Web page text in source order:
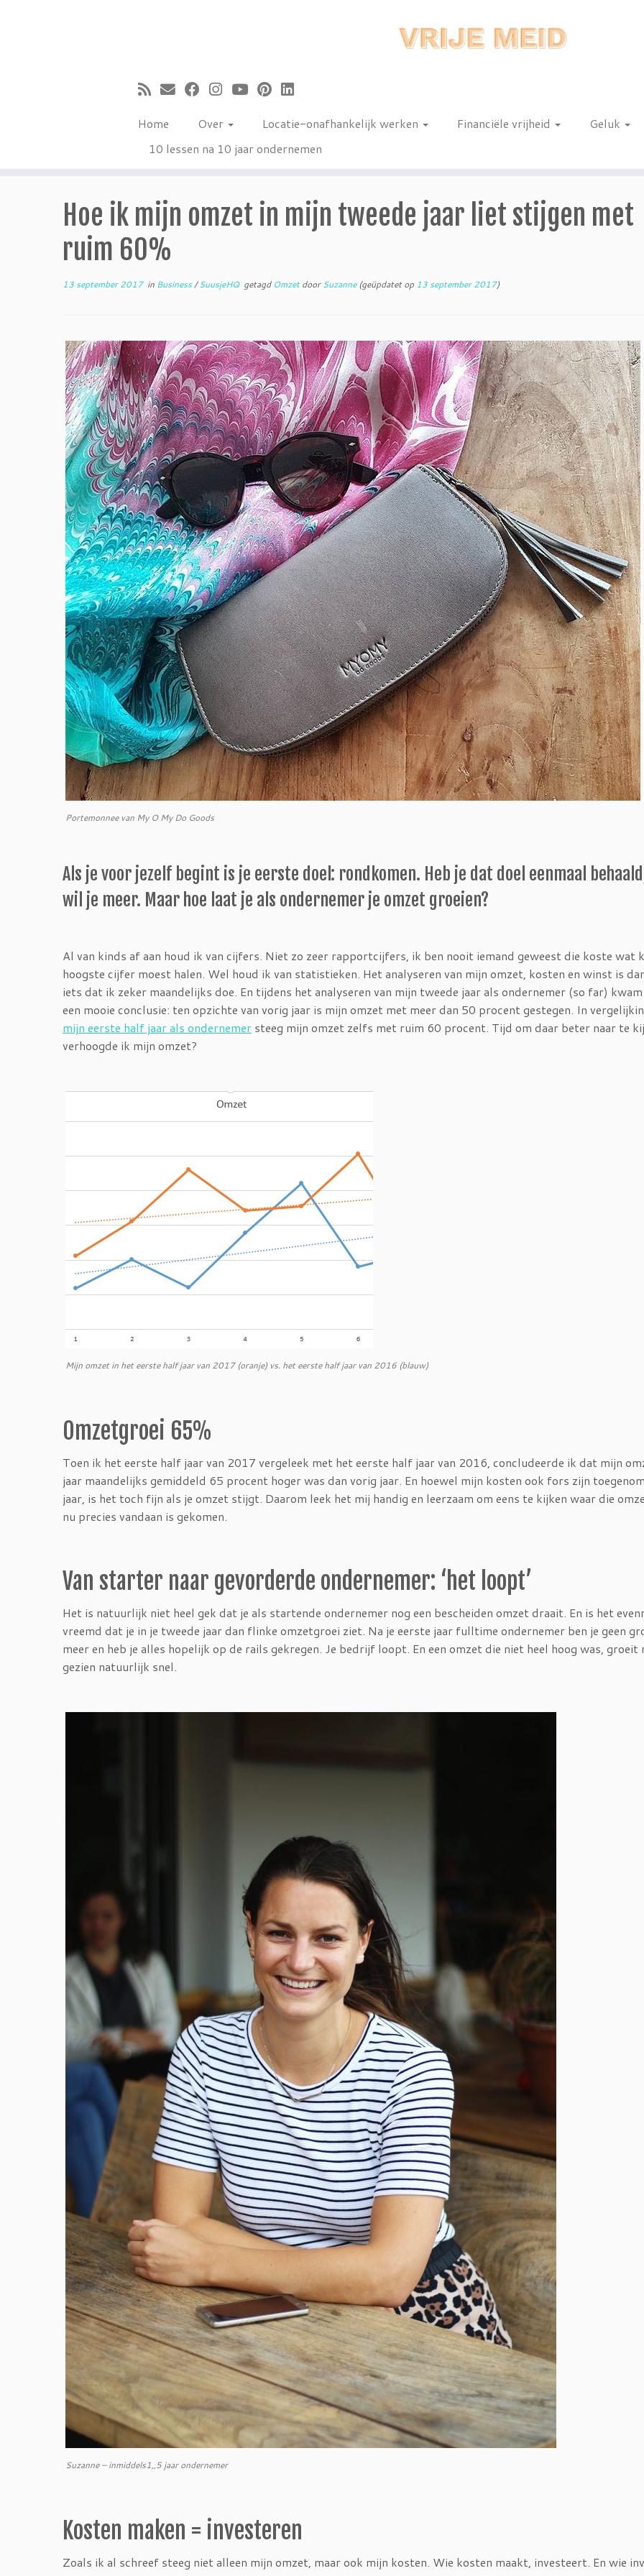
Home Over Locatie-onafhankelijk werken Financiële vrijheid Geluk
10 lessen na 10 jaar ondernemen
Hoe ik mijn omzet in mijn tweede jaar liet stijgen met
ruim 60%
13 september 2017in Business/SuusjeHQ getagd OmzetdoorSuzanne(geüpdatet op 13 september 2017)
Portemonnee van My O My Do Goods
Als je voor jezelf begint is je eerste doel: rondkomen. Heb je dat doel eenmaal
wil je meer. Maar hoe laat je als ondernemer je omzet groeien?
Al van kinds af aan houd ik van cijfers. Niet zo zeer rapportcijfers, ik ben nooit iemand geweest die koste wat
hoogste cijfer moest halen. Wel houd ik van statistieken. Het analyseren van mijn omzet, kosten en winst is
iets dat ik zeker maandelijks doe. En tijdens het analyseren van mijn tweede jaar als ondernemer (so far)
een mooie conclusie: ten opzichte van vorig jaar is mijn omzet met meer dan 50 procent gestegen. In
mijn eerste half jaar als ondernemer steeg mijn omzet zelfs met ruim 60 procent. Tijd om daar beter naar te
verhoogde ik mijn omzet?
Mijn omzet in het eerste half jaar van 2017 (oranje) vs. het eerste half jaar van 2016 (blauw)
Omzetgroei 65%
Toen ik het eerste half jaar van 2017 vergeleek met het eerste half jaar van 2016, concludeerde ik dat mijn
jaar maandelijks gemiddeld 65 procent hoger was dan vorig jaar. En hoewel mijn kosten ook fors zijn
jaar, is het toch fijn als je omzet stijgt. Daarom leek het mij handig en leerzaam om eens te kijken waar die
nu precies vandaan is gekomen.
Van starter naar gevorderde ondernemer: ‘het loopt’
Het is natuurlijk niet heel gek dat je als startende ondernemer nog een bescheiden omzet draait. En is het
vreemd dat je in je tweede jaar dan flinke omzetgroei ziet. Na je eerste jaar fulltime ondernemer ben je geen
meer en heb je alles hopelijk op de rails gekregen. Je bedrijf loopt. En een omzet die niet heel hoog was,
gezien natuurlijk snel.
Suzanne – inmiddels1,,5 jaar ondernemer
Kosten maken = investeren
Zoals ik al schreef steeg niet alleen mijn omzet, maar ook mijn kosten. Wie kosten maakt, investeert. En wie